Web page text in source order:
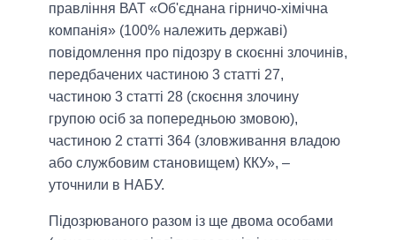
правління ВАТ «Об'єднана гірничо-хімічна
компанія» (100% належить державі)
повідомлення про підозру в скоєнні злочинів,
передбачених частиною 3 статті 27,
частиною 3 статті 28 (скоєння злочину
групою осіб за попередньою змовою),
частиною 2 статті 364 (зловживання владою
або службовим становищем) ККУ», –
уточнили в НАБУ.
Підозрюваного разом із ще двома особами